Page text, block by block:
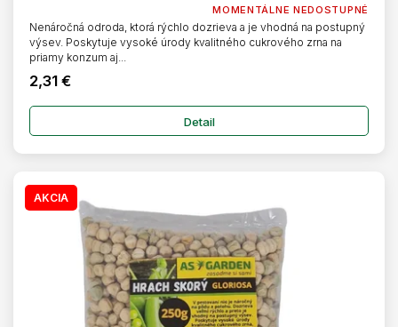
MOMENTÁLNE NEDOSTUPNÉ
2,31 €
Detail
Nenáročná odroda, ktorá rýchlo dozrieva a je vhodná na postupný
výsev. Poskytuje vysoké úrody kvalitného cukrového zrna na
priamy konzum aj...
AKCIA